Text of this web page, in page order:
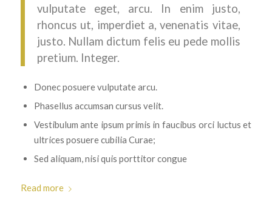
vulputate eget, arcu. In enim justo,
rhoncus ut, imperdiet a, venenatis vitae,
justo. Nullam dictum felis eu pede mollis
pretium. Integer.
Donec posuere vulputate arcu.
Phasellus accumsan cursus velit.
Vestibulum ante ipsum primis in faucibus orci luctus et
ultrices posuere cubilia Curae;
Sed aliquam, nisi quis porttitor congue
Read more